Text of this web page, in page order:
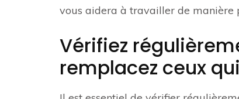
vous aidera à travailler de manière
Vérifiez
remplacez ceux